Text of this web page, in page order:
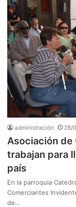
administración 28/
Asociación
trabajan para
país
En la parroquia
Comerciantes
de…